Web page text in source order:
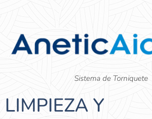
Sistema de Torniquete
LIMPIEZA Y